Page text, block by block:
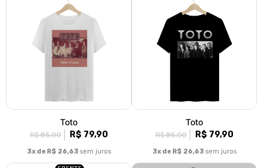
Toto
R$ 85,00 R$ 79,90
3x de R$ 26,63 sem juros
Toto
R$ 85,00 R$ 79,90
3x de R$ 26,63 sem juros